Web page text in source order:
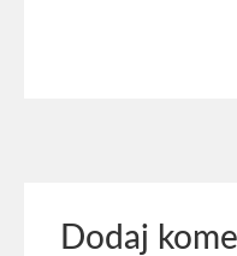
Dodaj